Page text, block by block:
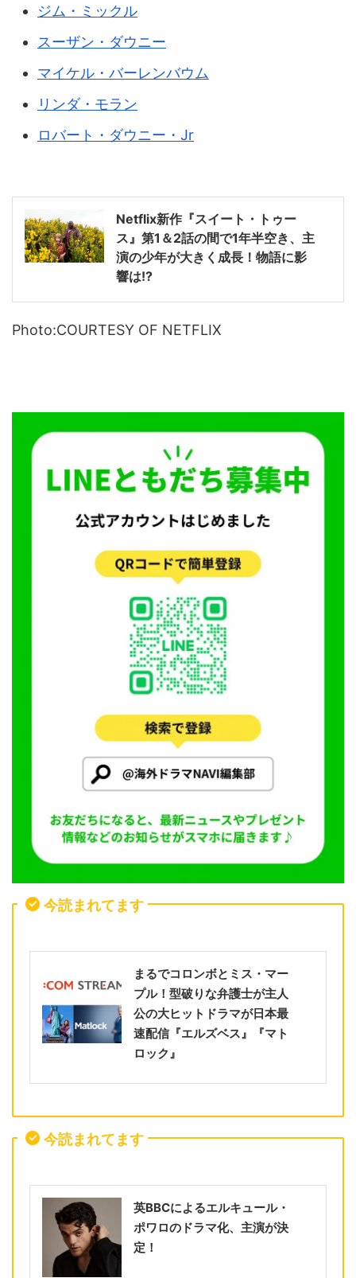
ジム・ミックル
スーザン・ダウニー
マイケル・バーレンバウム
リンダ・モラン
ロバート・ダウニー・Jr
Netflix新作『スイート・トゥー
ス』第1＆2話の間で1年半空き、主
演の少年が大きく成長！物語に影
響は!?
Photo:COURTESY OF NETFLIX
今読まれてます
まるでコロンボとミス・マー
プル！型破りな弁護士が主人
公の大ヒットドラマが日本最
速配信『エルズベス』『マト
ロック』
今読まれてます
英BBCによるエルキュール・
ポワロのドラマ化、主演が決
定！